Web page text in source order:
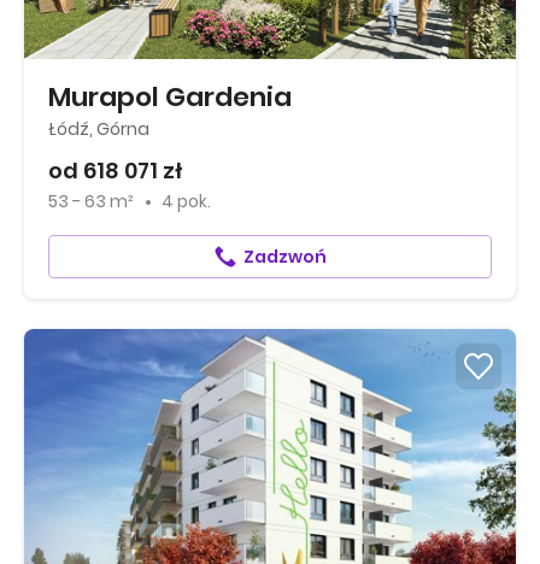
Murapol Gardenia
Łódź, Górna
od 618 071 zł
53 - 63 m² 4 pok.
Zadzwoń